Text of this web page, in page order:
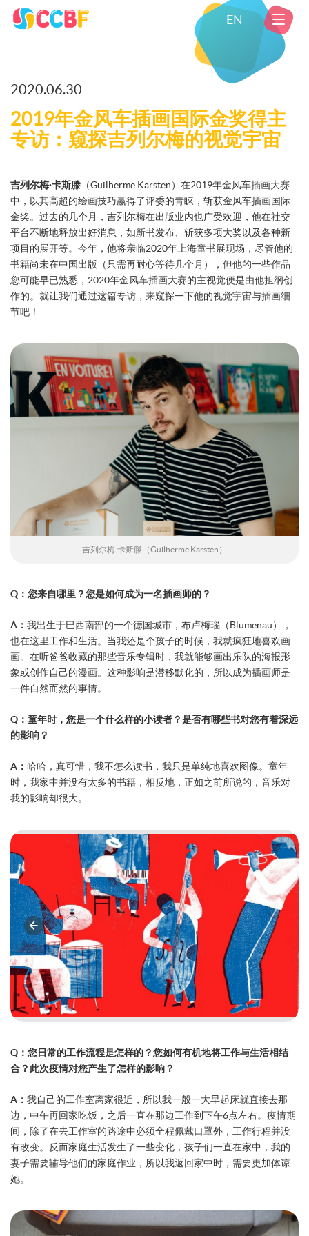
EN
2020.06.30
2019年金风车插画国际金奖得主
专访：窥探吉列尔梅的视觉宇宙
吉列尔梅·卡斯滕 （Guilherme Karsten）在2019年金风车插画大赛
中，以其高超的绘画技巧赢得了评委的青睐，斩获金风车插画国际
金奖。过去的几个月，吉列尔梅在出版业内也广受欢迎，他在社交
平台不断地释放出好消息，如新书发布、斩获多项大奖以及各种新
项目的展开等。今年，他将亲临2020年上海童书展现场，尽管他的
书籍尚未在中国出版（只需再耐心等待几个月），但他的一些作品
您可能早已熟悉，2020年金风车插画大赛的主视觉便是由他担纲创
作的。就让我们通过这篇专访，来窥探一下他的视觉宇宙与插画细
节吧！
吉列尔梅·卡斯滕（Guilherme Karsten）
Q：您来自哪里？您是如何成为一名插画师的？
A： 我出生于巴西南部的一个德国城市，布卢梅瑙（Blumenau），
也在这里工作和生活。当我还是个孩子的时候，我就疯狂地喜欢画
画。在听爸爸收藏的那些音乐专辑时，我就能够画出乐队的海报形
象或创作自己的漫画。这种影响是潜移默化的，所以成为插画师是
一件自然而然的事情。
Q：童年时，您是一个什么样的小读者？是否有哪些书对您有着深远
的影响？
A： 哈哈，真可惜，我不怎么读书，我只是单纯地喜欢图像。童年
时，我家中并没有太多的书籍，相反地，正如之前所说的，音乐对
我的影响却很大。
Q：您日常的工作流程是怎样的？您如何有机地将工作与生活相结
合？此次疫情对您产生了怎样的影响？
A： 我自己的工作室离家很近，所以我一般一大早起床就直接去那
边，中午再回家吃饭，之后一直在那边工作到下午6点左右。疫情期
间，除了在去工作室的路途中必须全程佩戴口罩外，工作行程并没
有改变。反而家庭生活发生了一些变化，孩子们一直在家中，我的
妻子需要辅导他们的家庭作业，所以我返回家中时，需要更加体谅
她。